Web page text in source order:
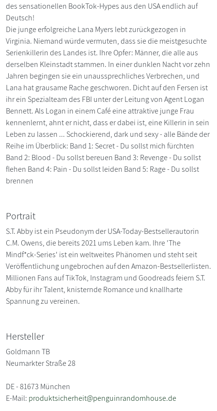
des sensationellen BookTok-Hypes aus den USA endlich auf
Deutsch!
Die junge erfolgreiche Lana Myers lebt zurückgezogen in
Virginia. Niemand würde vermuten, dass sie die meistgesuchte
Serienkillerin des Landes ist. Ihre Opfer: Männer, die alle aus
derselben Kleinstadt stammen. In einer dunklen Nacht vor zehn
Jahren begingen sie ein unaussprechliches Verbrechen, und
Lana hat grausame Rache geschworen. Dicht auf den Fersen ist
ihr ein Spezialteam des FBI unter der Leitung von Agent Logan
Bennett. Als Logan in einem Café eine attraktive junge Frau
kennenlernt, ahnt er nicht, dass er dabei ist, eine Killerin in sein
Leben zu lassen ... Schockierend, dark und sexy - alle Bände der
Reihe im Überblick: Band 1: Secret - Du sollst mich fürchten
Band 2: Blood - Du sollst bereuen Band 3: Revenge - Du sollst
flehen Band 4: Pain - Du sollst leiden Band 5: Rage - Du sollst
brennen
Portrait
S.T. Abby ist ein Pseudonym der USA-Today-Bestsellerautorin
C.M. Owens, die bereits 2021 ums Leben kam. Ihre 'The
Mindf*ck-Series' ist ein weltweites Phänomen und steht seit
Veröffentlichung ungebrochen auf den Amazon-Bestsellerlisten.
Millionen Fans auf TikTok, Instagram und Goodreads feiern S.T.
Abby für ihr Talent, knisternde Romance und knallharte
Spannung zu vereinen.
Hersteller
Goldmann TB
Neumarkter Straße 28
DE - 81673 München
E-Mail: produktsicherheit@penguinrandomhouse.de